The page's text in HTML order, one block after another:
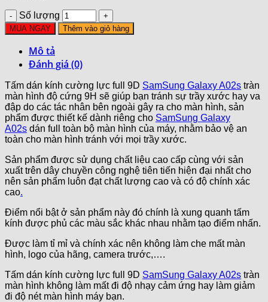
Số lượng
MUA NGAY Thêm vào giỏ hàng
Mô tả
Đánh giá (0)
Tấm dán kính cường lực full 9D SamSung Galaxy A02s tràn
màn hình độ cứng 9H sẽ giúp bạn tránh sự trầy xước hay va
đập do các tác nhân bên ngoài gây ra cho màn hình, sản
phẩm được thiết kế dành riêng cho SamSung Galaxy
A02s dán full toàn bộ màn hình của máy, nhằm bảo vệ an
toàn cho màn hình tránh với mọi trầy xước.
Sản phẩm được sử dụng chất liệu cao cấp cùng với sản
xuất trên dây chuyền công nghệ tiên tiến hiện đại nhất cho
nên sản phẩm luôn đạt chất lượng cao và có độ chính xác
cao.
Điểm nổi bật ở sản phẩm này đó chính là xung quanh tấm
kính được phủ các màu sắc khác nhau nhằm tạo điểm nhấn.
Được làm tỉ mỉ và chính xác nên không làm che mất màn
hình, logo của hãng, camera trước,….
Tấm dán kính cường lực full 9D SamSung Galaxy A02s tràn
màn hình không làm mất đi độ nhạy cảm ứng hay làm giảm
đi độ nét màn hình máy bạn.